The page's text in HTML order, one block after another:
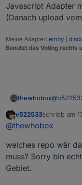
Javascript Adapter
(Danach upload
Meine Adapter: emby
Benutzt das Voting rechts
thewhobox@
du den
Offline
v522533schrieb am
zuletzt
@thewhobox
welches repo wär
muss? Sorry bin
Gebiet.